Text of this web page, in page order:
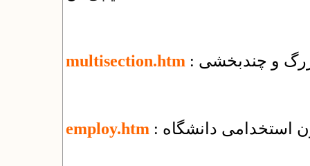
multisection.htm و چندبخشی
employ.htm استخدامی دانشگاه